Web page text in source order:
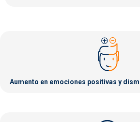
Aumento en emociones positivas y